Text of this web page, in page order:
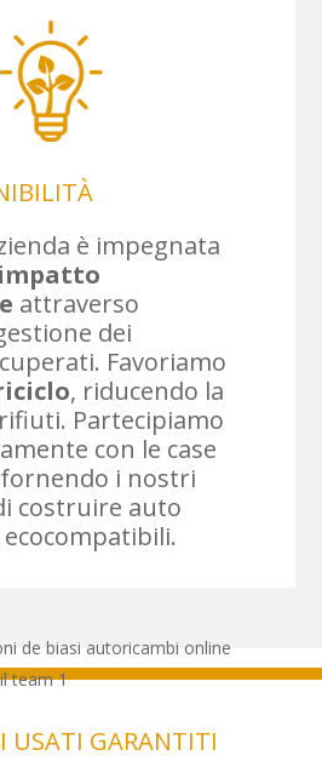
è impegnata
attraverso
dei
Favoriamo
, riducendo la
Partecipiamo
con le case
i nostri
costruire auto
USATI GARANTITI